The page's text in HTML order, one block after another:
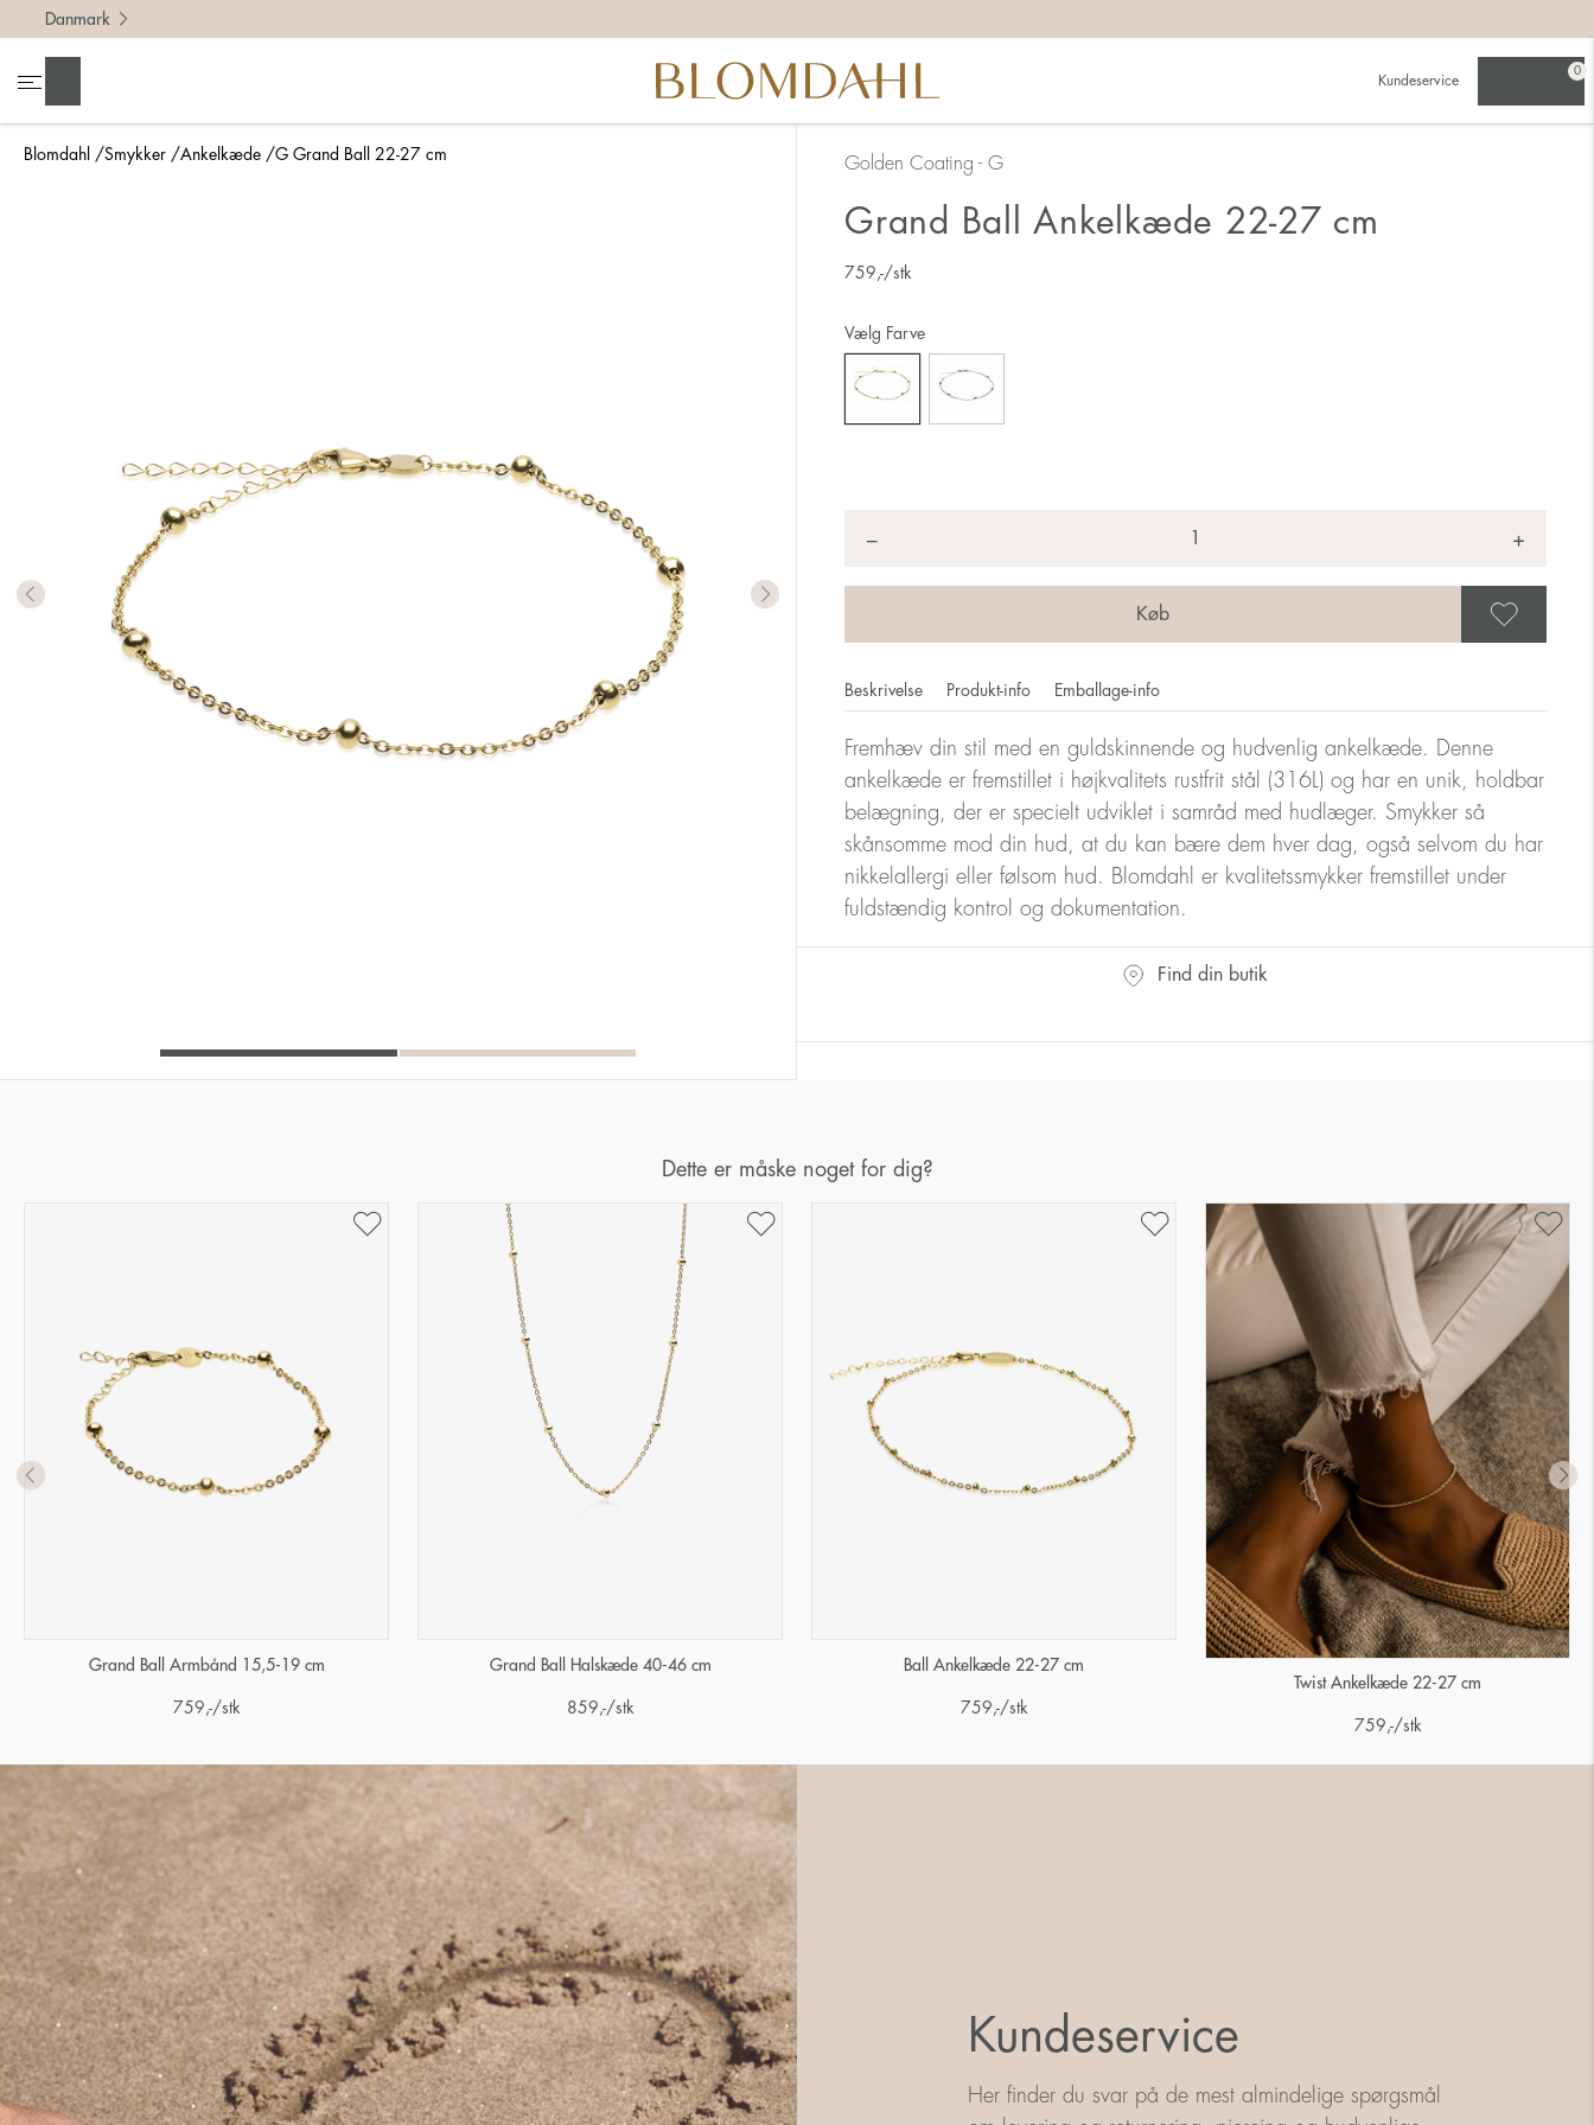
Blomdahl Smykker Ankelkæde G Grand Ball 22-27 cm
Danmark
Kundeservice
0
Golden Coating - G
Grand Ball Ankelkæde 22-27 cm
759 ,-/stk
Vælg Farve
− +
Beskrivelse Produkt-info Emballage-info
Fremhæv din stil med en guldskinnende og hudvenlig ankelkæde. Denne
ankelkæde er fremstillet i højkvalitets rustfrit stål (316L) og har en unik, holdbar
belægning, der er specielt udviklet i samråd med hudlæger. Smykker så
skånsomme mod din hud, at du kan bære dem hver dag, også selvom du har
nikkelallergi eller følsom hud. Blomdahl er kvalitetssmykker fremstillet under
fuldstændig kontrol og dokumentation.
Find din butik
Dette er måske noget for dig?
Grand Ball Armbånd 15,5-19 cm
759 ,-/stk
Grand Ball Halskæde 40-46 cm
859 ,-/stk
Ball Ankelkæde 22-27 cm
759 ,-/stk
Twist Ankelkæde 22-27 cm
759 ,-/stk
Kundeservice
Her finder du svar på de mest almindelige spørgsmål